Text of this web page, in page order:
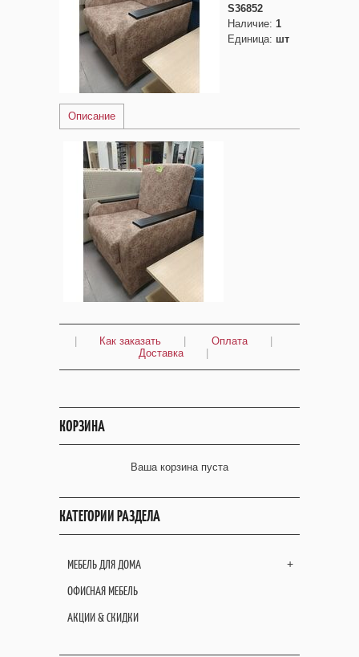
S36852
Наличие: 1
Единица: шт
Описание
| Как заказать | Оплата
|
Доставка
|
КОРЗИНА
Ваша корзина пуста
КАТЕГОРИИ РАЗДЕЛА
+
МЕБЕЛЬ ДЛЯ ДОМА
ОФИСНАЯ МЕБЕЛЬ
АКЦИИ & СКИДКИ